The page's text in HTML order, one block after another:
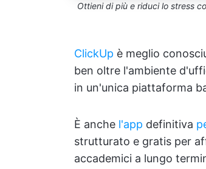
Ottieni di più e riduci lo stress
ClickUp è meglio
ben oltre l'ambiente
in un'unica piattaforma
È anche l'app definitiva
strutturato e gratis per
accademici a lungo